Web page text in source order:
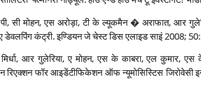
एस अरोड़ा, टी के ल्‍यूकमैन � अराफात, आर गुलेरिया
कंट्री. इण्डियन जे चेस्‍ट डिस एलाइड साइं 2008;
आर गुलेरिया, ए मोहन, एस के काबरा, एल कुमार, एस
रिएक्‍शन फॉर आइडेंटीफिकेशन ऑफ न्‍यूमोसिस्टिस